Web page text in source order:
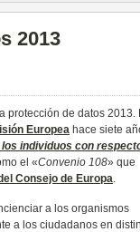
2013
protección de datos 2013.
Europea hace siete
individuos con
el «Convenio 108» que
Consejo de Europa.
a los organismos
a los ciudadanos en